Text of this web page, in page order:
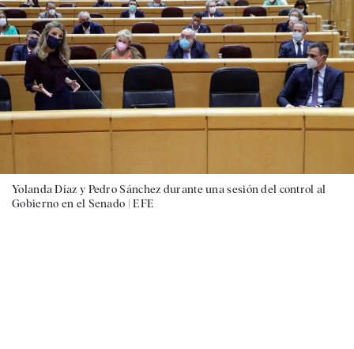
Yolanda Díaz y Pedro Sánchez durante una sesión del control al
Gobierno en el Senado |EFE